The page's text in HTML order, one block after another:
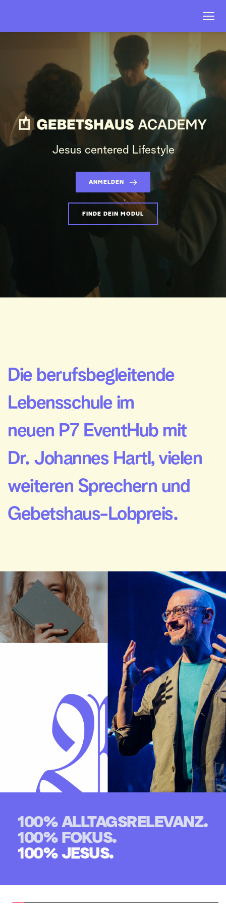
Jesus centered Lifestyle
ANMELDEN
FINDE DEIN MODUL
Die berufsbegleitende
Lebensschule im
neuen P7 EventHub mit
Dr. Johannes Hartl, vielen
weiteren Sprechern und
Gebetshaus-Lobpreis.
100% ALLTAGSRELEVANZ.
100% FOKUS.
100% JESUS.